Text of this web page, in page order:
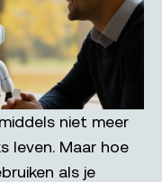
niet meer
leven. Maar hoe
als je